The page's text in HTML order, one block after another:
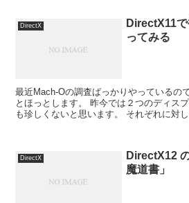
DirectX
DirectX11
ってみる
最近Mach-Oの調査ばっかりやっているの
とほっとします。 昨今では２つのディス
も珍しくないと思います。 それぞれに対
DirectX
DirectX12
魔道書」